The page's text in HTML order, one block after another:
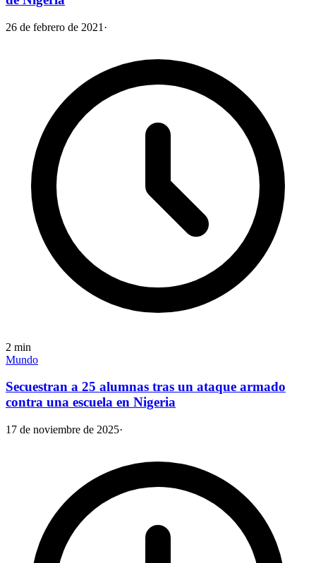
26 de febrero de 2021 ·
2 min
Mundo
Secuestran a 25 alumnas tras un ataque armado
contra una escuela en Nigeria
17 de noviembre de 2025·